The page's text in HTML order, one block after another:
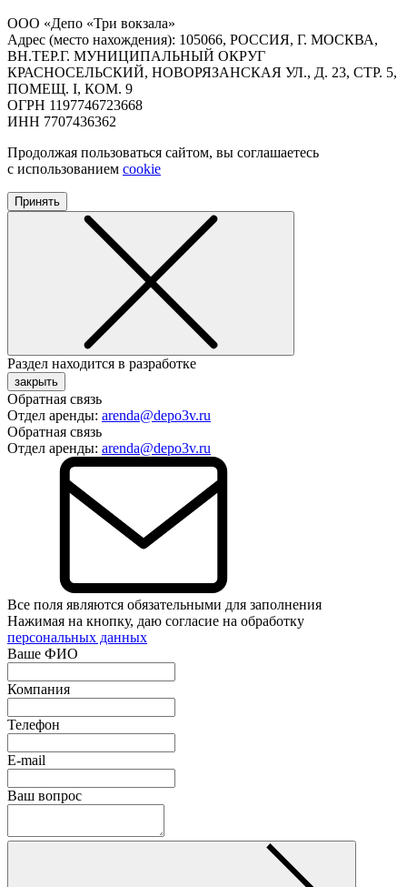
ООО «Депо «Три вокзала»
Адрес (место нахождения): 105066, РОССИЯ, Г. МОСКВА,
ВН.ТЕР.Г. МУНИЦИПАЛЬНЫЙ ОКРУГ
КРАСНОСЕЛЬСКИЙ, НОВОРЯЗАНСКАЯ УЛ., Д. 23, СТР. 5,
ПОМЕЩ. I, КОМ. 9
ОГРН 1197746723668
ИНН 7707436362
Продолжая пользоваться сайтом, вы соглашаетесь
с использованием cookie
Принять
Раздел находится в разработке
закрыть
Обратная связь
Отдел аренды: arenda@depo3v.ru
Обратная связь
Отдел аренды: arenda@depo3v.ru
Все поля являются обязательными для заполнения
Нажимая на кнопку, даю согласие на обработку
персональных данных
Ваше ФИО
Компания
Телефон
E-mail
Ваш вопрос